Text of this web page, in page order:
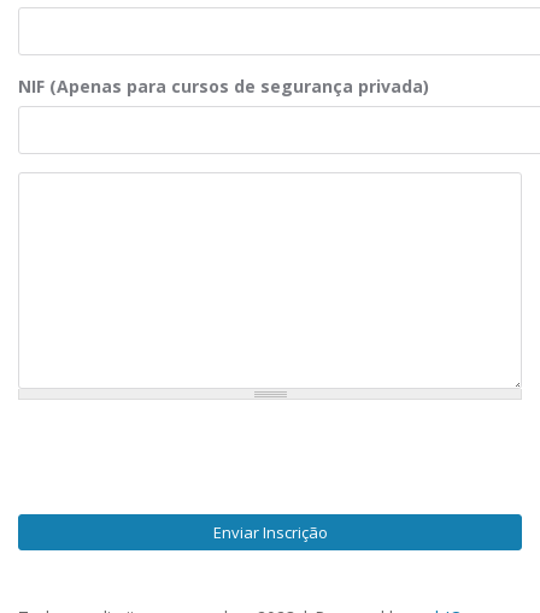
NIF (Apenas para cursos de segurança privada)
Enviar Inscrição